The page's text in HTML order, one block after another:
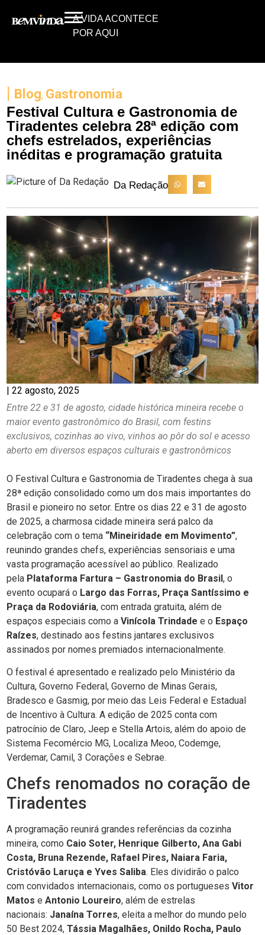
A VIDA ACONTECE
POR AQUI
| Blog, Gastronomia
Festival Cultura e Gastronomia de
Tiradentes celebra 28ª edição com
chefs estrelados, experiências
inéditas e programação gratuita
Da Redação
| 22 agosto, 2025
Entre 22 e 31 de agosto, cidade histórica mineira recebe o
maior evento gastronômico do Brasil, com festins
exclusivos, cozinhas ao vivo, vinhos ao pôr do sol e acesso
aberto em diversos espaços culturais e gastronômicos
O Festival Cultura e Gastronomia de Tiradentes chega à sua
28ª edição consolidado como um dos mais importantes do
Brasil e pioneiro no setor. Entre os dias 22 e 31 de agosto
de 2025, a charmosa cidade mineira será palco da
celebração com o tema “Mineiridade em Movimento”,
reunindo grandes chefs, experiências sensoriais e uma
vasta programação acessível ao público. Realizado
pela Plataforma Fartura – Gastronomia do Brasil, o
evento ocupará o Largo das Forras, Praça Santíssimo e
Praça da Rodoviária, com entrada gratuita, além de
espaços especiais como a Vinícola Trindade e o Espaço
Raízes, destinado aos festins jantares exclusivos
assinados por nomes premiados internacionalmente.
O festival é apresentado e realizado pelo Ministério da
Cultura, Governo Federal, Governo de Minas Gerais,
Bradesco e Gasmig, por meio das Leis Federal e Estadual
de Incentivo à Cultura. A edição de 2025 conta com
patrocínio de Claro, Jeep e Stella Artois, além do apoio de
Sistema Fecomércio MG, Localiza Meoo, Codemge,
Verdemar, Camil, 3 Corações e Sebrae.
Chefs renomados no coração de
Tiradentes
A programação reunirá grandes referências da cozinha
mineira, como Caio Soter, Henrique Gilberto, Ana Gabi
Costa, Bruna Rezende, Rafael Pires, Naiara Faria,
Cristóvão Laruça e Yves Saliba. Eles dividirão o palco
com convidados internacionais, como os portugueses Vitor
Matos e Antonio Loureiro, além de estrelas
nacionais: Janaína Torres, eleita a melhor do mundo pelo
50 Best 2024, Tássia Magalhães, Onildo Rocha, Paulo